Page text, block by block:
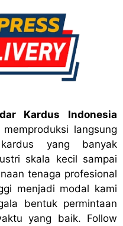
Kardus Indonesia
langsung
yang banyak
skala kecil sampai
tenaga profesional
menjadi modal kami
bentuk permintaan
yang baik. Follow